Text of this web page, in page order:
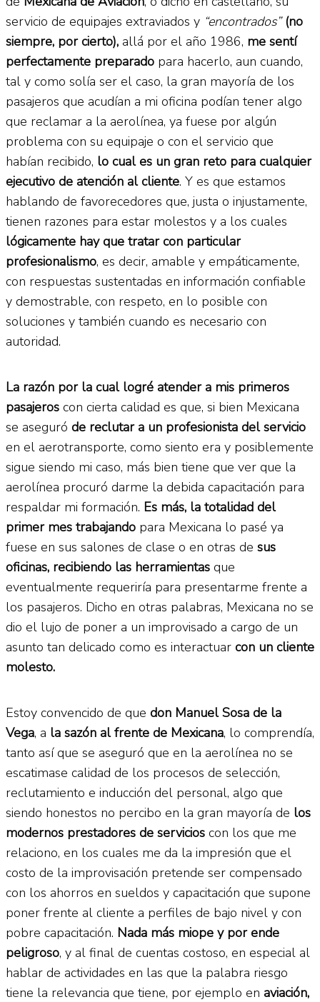
servicio de equipajes extraviados y “encontrados” (no
siempre, por cierto), allá por el año 1986, me sentí
perfectamente preparado para hacerlo, aun cuando,
tal y como solía ser el caso, la gran mayoría de los
pasajeros que acudían a mi oficina podían tener algo
que reclamar a la aerolínea, ya fuese por algún
problema con su equipaje o con el servicio que
habían recibido, lo cual es un gran reto para cualquier
ejecutivo de atención al cliente. Y es que estamos
hablando de favorecedores que, justa o injustamente,
tienen razones para estar molestos y a los cuales
lógicamente hay que tratar con particular
profesionalismo, es decir, amable y empáticamente,
con respuestas sustentadas en información confiable
y demostrable, con respeto, en lo posible con
soluciones y también cuando es necesario con
autoridad.
La razón por la cual logré atender a mis primeros
pasajeros con cierta calidad es que, si bien Mexicana
se aseguró de reclutar a un profesionista del servicio
en el aerotransporte, como siento era y posiblemente
sigue siendo mi caso, más bien tiene que ver que la
aerolínea procuró darme la debida capacitación para
respaldar mi formación. Es más, la totalidad del
primer mes trabajando para Mexicana lo pasé ya
fuese en sus salones de clase o en otras de sus
oficinas, recibiendo las herramientas que
eventualmente requeriría para presentarme frente a
los pasajeros. Dicho en otras palabras, Mexicana no se
dio el lujo de poner a un improvisado a cargo de un
asunto tan delicado como es interactuar con un cliente
molesto.
Estoy convencido de que don Manuel Sosa de la
Vega, a la sazón al frente de Mexicana, lo comprendía,
tanto así que se aseguró que en la aerolínea no se
escatimase calidad de los procesos de selección,
reclutamiento e inducción del personal, algo que
siendo honestos no percibo en la gran mayoría de los
modernos prestadores de servicios con los que me
relaciono, en los cuales me da la impresión que el
costo de la improvisación pretende ser compensado
con los ahorros en sueldos y capacitación que supone
poner frente al cliente a perfiles de bajo nivel y con
pobre capacitación. Nada más miope y por ende
peligroso, y al final de cuentas costoso, en especial al
hablar de actividades en las que la palabra riesgo
tiene la relevancia que tiene, por ejemplo en aviación,